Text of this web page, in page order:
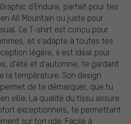
d'Endura, parfait pour tes
All Mountain ou juste pour
Ce T-shirt est conçu pour
et s'adapte à toutes tes
légère, il est idéal pour
d'été et d'automne, te gardant
la température. Son design
de te démarquer, que tu
ville. La qualité du tissu assure
exceptionnels, te permettant
sur ton ride. Facile à